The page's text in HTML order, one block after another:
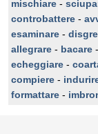
mischiare -
controbattere -
esaminare -
allegrare - bacare -
echeggiare -
compiere -
formattare -